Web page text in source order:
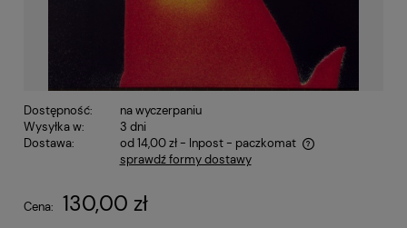
Dostępność:
na wyczerpaniu
Wysyłka w:
3 dni
Dostawa:
od 14,00 zł - Inpost - paczkomat
Cena nie zawiera ewentualnych kosztów płatności
sprawdź formy dostawy
Cena: 130,00 zł